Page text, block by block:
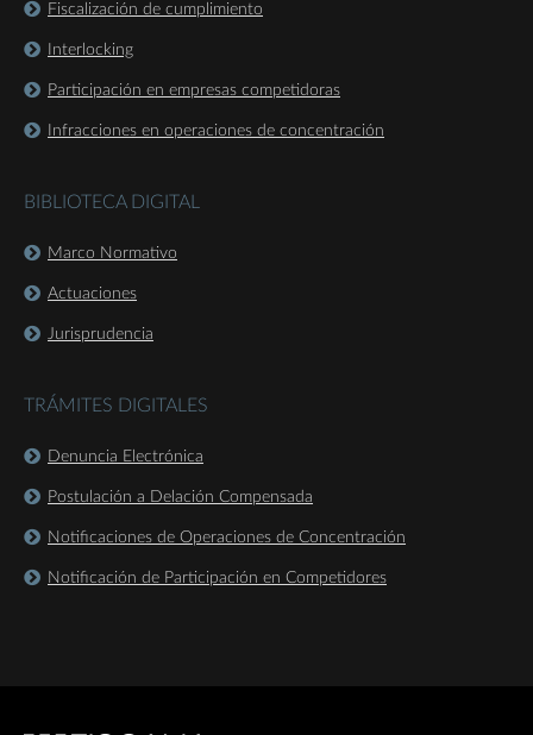
Fiscalización de cumplimiento
Interlocking
Participación en empresas competidoras
Infracciones en operaciones de concentración
BIBLIOTECA DIGITAL
Marco Normativo
Actuaciones
Jurisprudencia
TRÁMITES DIGITALES
Denuncia Electrónica
Postulación a Delación Compensada
Notificaciones de Operaciones de Concentración
Notificación de Participación en Competidores